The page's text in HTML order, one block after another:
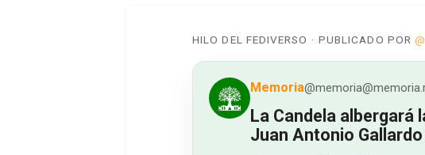
HILO DEL FEDIVERSO · PUBLICADO POR
Memoria
La Candela albergará
Juan Antonio